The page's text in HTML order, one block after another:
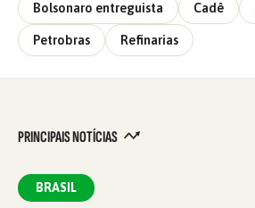
Bolsonaro entreguista Cadê
Petrobras Refinarias
PRINCIPAIS NOTÍCIAS
BRASIL